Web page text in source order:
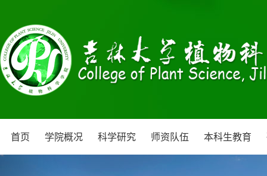
首页 学院概况 科学研究 师资队伍 本科生教育